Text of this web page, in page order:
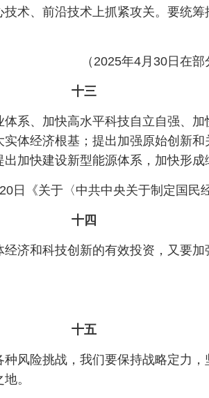
术、前沿技术上抓紧攻关。要统
（2025年4月30日在
十三
系、加快高水平科技自立自强、
体经济根基；提出加强原始创新
加快建设新型能源体系，加快形成
20日《关于〈中共中央关于制定国
十四
济和科技创新的有效投资，又要
十五
风险挑战，我们要保持战略定力
。